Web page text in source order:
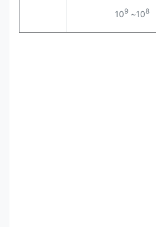
108
~ 10
9